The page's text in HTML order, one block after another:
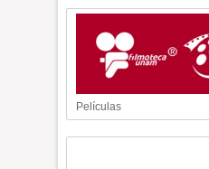
Películas